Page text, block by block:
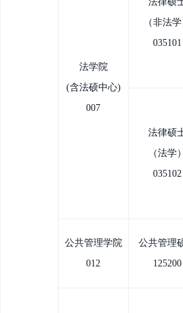
法学院
(含法硕中心)
007
（非法学
035101
法律硕
（法学）
035102
公共管理学院
012
公共管理
125200